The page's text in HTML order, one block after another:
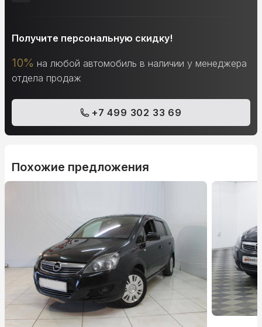
Получите персональную скидку!
10% на любой автомобиль в наличии у менеджера
отдела продаж
+7 499 302 33 69
Похожие предложения